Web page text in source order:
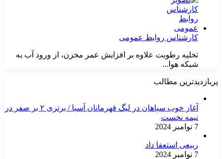
کارشناس روابط عمومی
تخلیه رطوبت علاوه بر افزایش عمر مخزن، از ورود آب به
شبکه هوا...
پربازدیدترین مطالب
آغاز خوب سپاهان در لیگ قهرمانان آسیا / برتری ۲ بر صفر در
نیمه نخست
7 نوامبر 2024
ربیعی استعفا داد
7 نوامبر 2024